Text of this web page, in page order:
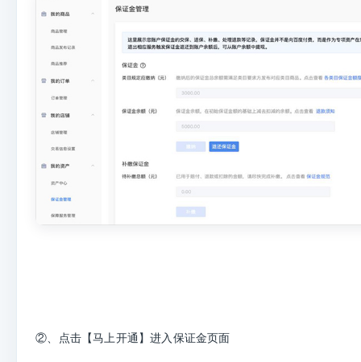
②、点击【马上开通】进入保证金页面